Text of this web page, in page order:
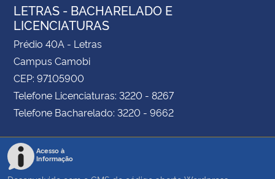
LETRAS - BACHARELADO E
LICENCIATURAS
Prédio 40A - Letras
Campus Camobi
CEP: 97105900
Telefone Licenciaturas: 3220 - 8267
Telefone Bacharelado: 3220 - 9662
Acesso à
Informação